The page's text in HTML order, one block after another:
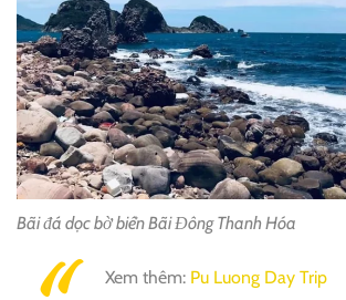
Bãi đá dọc bờ biển Bãi Đông Thanh Hóa
Xem thêm: Pu Luong Day Trip